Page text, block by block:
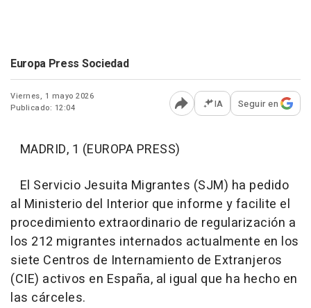
Europa Press Sociedad
Viernes, 1 mayo 2026
Publicado: 12:04
Abrir opciones para
IA Seguir en
MADRID, 1 (EUROPA PRESS)
El Servicio Jesuita Migrantes (SJM) ha pedido
al Ministerio del Interior que informe y facilite el
procedimiento extraordinario de regularización a
los 212 migrantes internados actualmente en los
siete Centros de Internamiento de Extranjeros
(CIE) activos en España, al igual que ha hecho en
las cárceles.